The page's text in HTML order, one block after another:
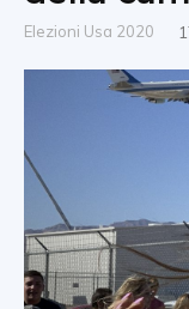
Elezioni Usa 2020